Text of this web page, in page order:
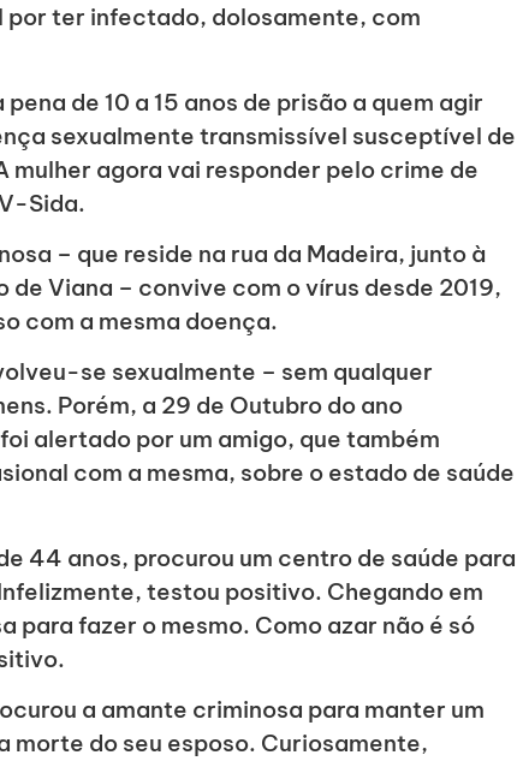
por ter infectado, dolosamente, com
de 10 a 15 anos de prisão a quem agir
sexualmente transmissível susceptível de
mulher agora vai responder pelo crime de
Sida.
– que reside na rua da Madeira, junto à
de Viana – convive com o vírus desde 2019,
com a mesma doença.
se sexualmente – sem qualquer
Porém, a 29 de Outubro do ano
alertado por um amigo, que também
com a mesma, sobre o estado de saúde
44 anos, procurou um centro de saúde para
testou positivo. Chegando em
para fazer o mesmo. Como azar não é só
a amante criminosa para manter um
morte do seu esposo. Curiosamente,